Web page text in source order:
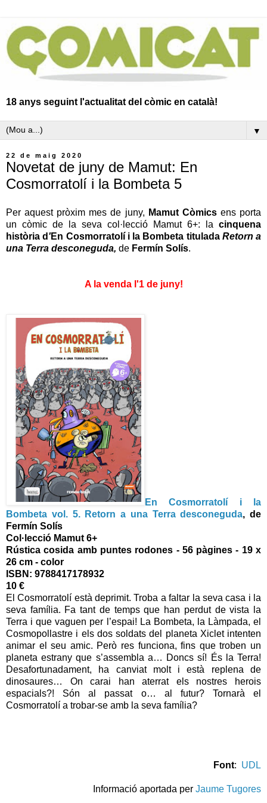
18 anys seguint l'actualitat del còmic en català!
▼
22 de maig 2020
Novetat de juny de Mamut: En
Cosmorratolí i la Bombeta 5
Per aquest pròxim mes de juny, Mamut Còmicsens porta
un còmic de la seva col·lecció Mamut 6+: la cinquena
història d 'En Cosmorratolí i la Bombeta titulada Retorn a
una Terra desconeguda, de Fermín Solís.
A la venda l'1 de juny!
En Cosmorratolí i la
Bombeta vol. 5. Retorn a una Terra desconeguda, de
Fermín Solís
Col·lecció Mamut 6+
Rústica cosida amb puntes rodones - 56 pàgines - 19 x
26 cm - color
ISBN: 9788417178932
10 €
El Cosmorratolí està deprimit. Troba a faltar la seva casa i la
seva família. Fa tant de temps que han perdut de vista la
Terra i que vaguen per l’espai! La Bombeta, la Làmpada, el
Cosmopollastre i els dos soldats del planeta Xiclet intenten
animar el seu amic. Però res funciona, fins que troben un
planeta estrany que s’assembla a… Doncs sí! És la Terra!
Desafortunadament, ha canviat molt i està replena de
dinosaures… On carai han aterrat els nostres herois
espacials?! Són al passat o… al futur? Tornarà el
Cosmorratolí a trobar-se amb la seva família?
Font: UDL
Informació aportada per Jaume Tugores